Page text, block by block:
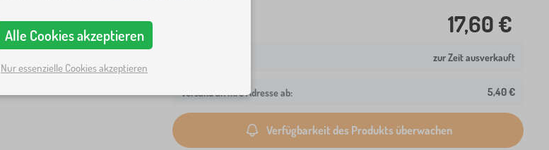
17,60 €
zur Zeit ausverkauft
Versand an Ihre Adresse ab: 5,40 €
Verfügbarkeit des Produkts überwachen
Alle Cookies akzeptieren
Nur essenzielle Cookies akzeptieren